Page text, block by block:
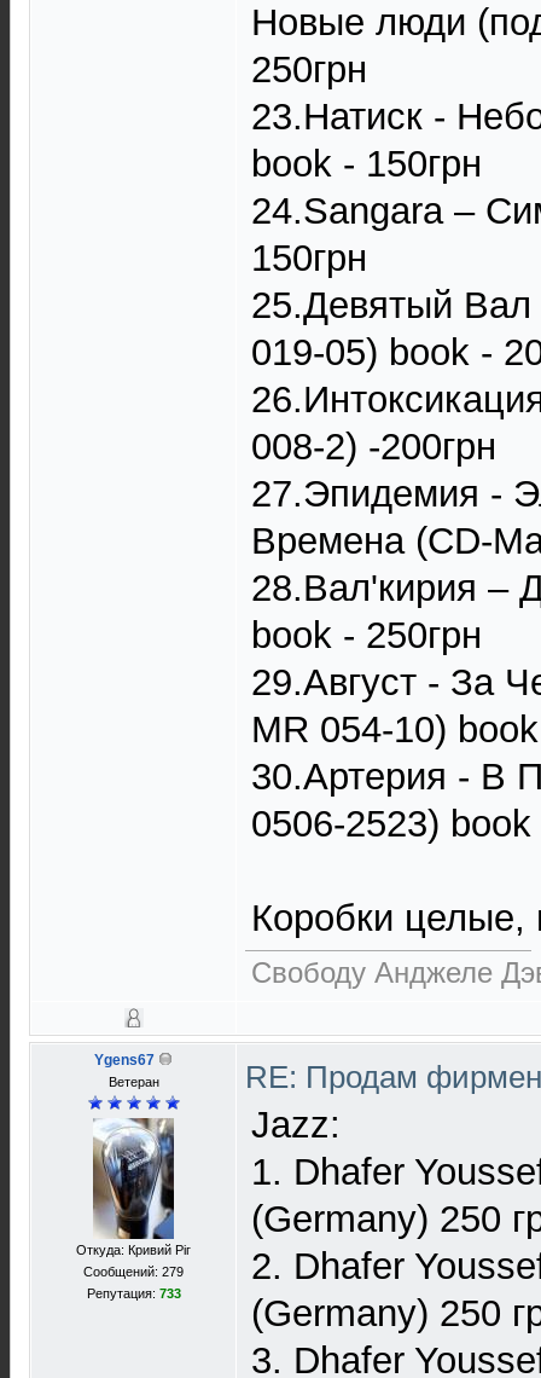
Новые люди
250грн
23.Натиск -
book - 150грн
24.Sangara ‎–
150грн
25.Девятый
019-05) book -
008-2) -200грн
27.Эпидемия -
Времена (CD-
28.Вал'кирия ‎–
book - 250грн
29.Август - За
MR 054-10)
30.Артерия - В
0506-2523) book
Коробки целые,
Свободу Анджеле
Ygens67
Ветеран
Откуда: Кривий Ріг
Сообщений: 279
Репутация: 733
RE: Продам
Jazz:
1. Dhafer
(Germany) 250
2. Dhafer
(Germany) 250
3. Dhafer